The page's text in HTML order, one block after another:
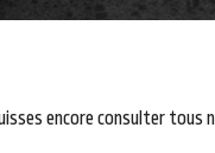
encore consulter tous